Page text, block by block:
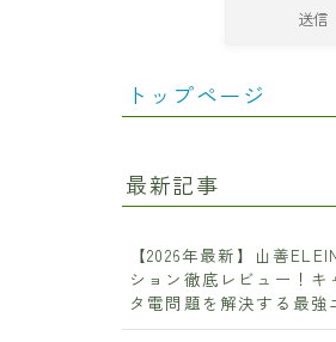
トップページ
最新記事
【2026年最新】山善
ション徹底レビュー！キ
タ電問題を解決する最強